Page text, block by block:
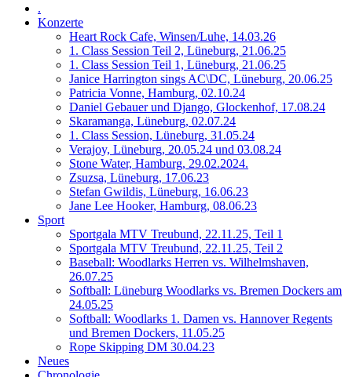
.
Konzerte
Heart Rock Cafe, Winsen/Luhe, 14.03.26
1. Class Session Teil 2, Lüneburg, 21.06.25
1. Class Session Teil 1, Lüneburg, 21.06.25
Janice Harrington sings AC\DC, Lüneburg, 20.06.25
Patricia Vonne, Hamburg, 02.10.24
Daniel Gebauer und Django, Glockenhof, 17.08.24
Skaramanga, Lüneburg, 02.07.24
1. Class Session, Lüneburg, 31.05.24
Verajoy, Lüneburg, 20.05.24 und 03.08.24
Stone Water, Hamburg, 29.02.2024.
Zsuzsa, Lüneburg, 17.06.23
Stefan Gwildis, Lüneburg, 16.06.23
Jane Lee Hooker, Hamburg, 08.06.23
Sport
Sportgala MTV Treubund, 22.11.25, Teil 1
Sportgala MTV Treubund, 22.11.25, Teil 2
Baseball: Woodlarks Herren vs. Wilhelmshaven,
26.07.25
Softball: Lüneburg Woodlarks vs. Bremen Dockers am
24.05.25
Softball: Woodlarks 1. Damen vs. Hannover Regents
und Bremen Dockers, 11.05.25
Rope Skipping DM 30.04.23
Neues